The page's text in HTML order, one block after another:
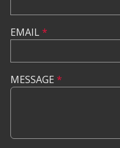
EMAIL*
MESSAGE *